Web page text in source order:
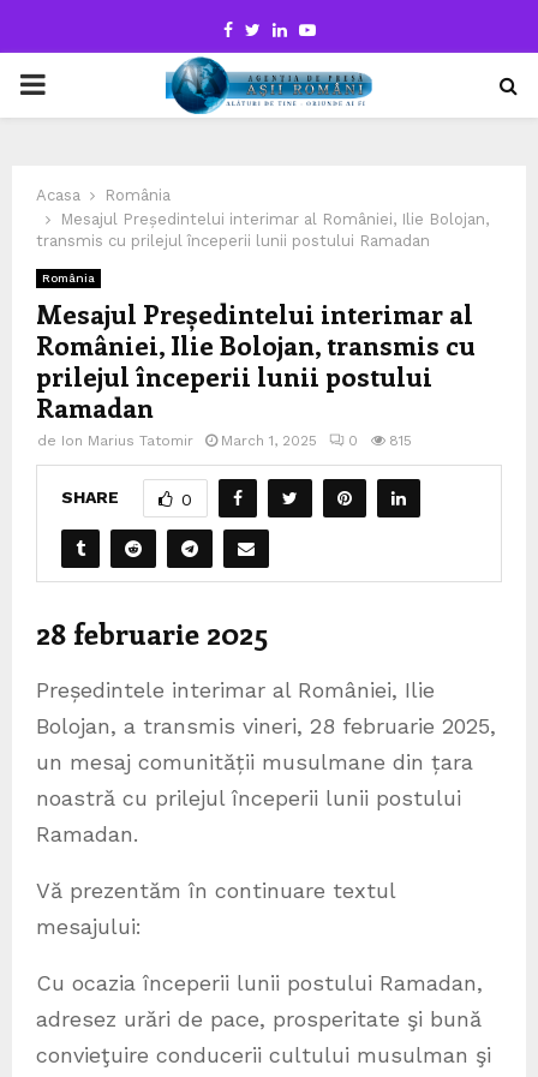
Facebook
TwitterLinkedinYoutube
PRIMARY
Acasa
România
Mesajul Președintelui interimar al României, Ilie Bolojan,
transmis cu prilejul începerii lunii postului Ramadan
România
Mesajul Președintelui interimar al
României, Ilie Bolojan, transmis cu
prilejul începerii lunii postului
Ramadan
de Ion Marius Tatomir March 1, 2025 0 815
SHARE 0
28 februarie 2025
Președintele interimar al României, Ilie
Bolojan, a transmis vineri, 28 februarie 2025,
un mesaj comunității musulmane din țara
noastră cu prilejul începerii lunii postului
Ramadan.
Vă prezentăm în continuare textul
mesajului:
Cu ocazia începerii lunii postului Ramadan,
adresez urări de pace, prosperitate şi bună
convieţuire conducerii cultului musulman şi